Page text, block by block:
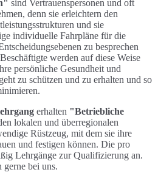
sind Vertrauenspersonen und oft
denn sie erleichtern den
und sie
individuelle Fahrpläne für die
zu besprechen
werden auf diese Weise
persönliche Gesundheit und
zu schützen und zu erhalten und so
erhalten "Betriebliche
lokalen und überregionalen
Rüstzeug, mit dem sie ihre
und festigen können. Die pro
Lehrgänge zur Qualifizierung an.
gerne bei uns.